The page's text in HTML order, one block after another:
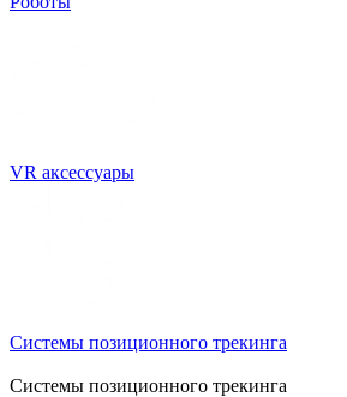
VR аксессуары
Системы позиционного трекинга
Системы позиционного трекинга